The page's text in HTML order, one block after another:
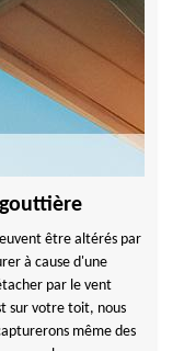
être altérés par
à cause d'une
par le vent
sur votre toit, nous
même des